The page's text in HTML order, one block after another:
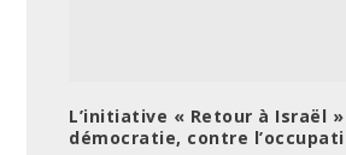
L’initiative « Retour à Israël
démocratie, contre